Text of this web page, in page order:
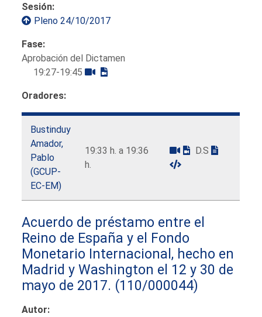
Sesión:
Pleno 24/10/2017
Fase:
Aprobación del Dictamen
19:27-19:45
Oradores:
Bustinduy
Amador,
Pablo
(GCUP-
EC-EM)
19:33 h. a 19:36
h.
D.S
Acuerdo de préstamo entre el
Reino de España y el Fondo
Monetario Internacional, hecho en
Madrid y Washington el 12 y 30 de
mayo de 2017. (110/000044)
Autor: